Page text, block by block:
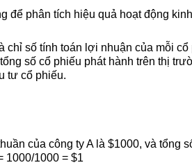
để phân tích hiệu quả hoạt động
chỉ số tính toán lợi nhuận của mỗi
số cổ phiếu phát hành trên thị
tư cổ phiếu.
của công ty A là $1000, và tổng
1000/1000 = $1